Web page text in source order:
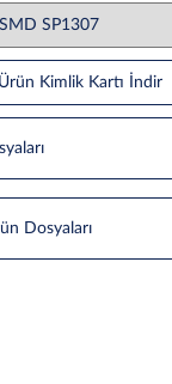
Ürün Kimlik Kartı İndir
Dosyaları